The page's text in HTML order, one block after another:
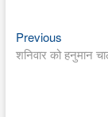
Post
PreviousPrevious
post:
शनिवार को हनुमान